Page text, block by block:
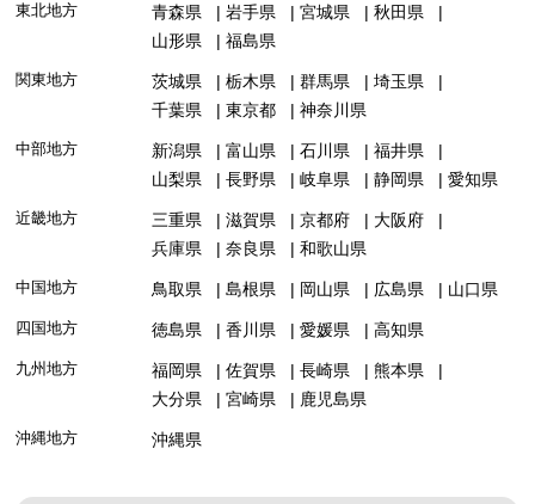
東北地方 青森県 岩手県 宮城県
秋田県
山形県
福島県
関東地方 茨城県 栃木県 群馬県
埼玉県
千葉県
東京都 神奈川県
中部地方 新潟県 富山県 石川県
福井県
山梨県
長野県 岐阜県 静岡県 愛知県
近畿地方 三重県 滋賀県 京都府
大阪府
兵庫県
奈良県 和歌山県
中国地方 鳥取県 島根県 岡山県 広島県 山口県
四国地方 徳島県 香川県 愛媛県 高知県
九州地方 福岡県 佐賀県 長崎県
熊本県
大分県
宮崎県 鹿児島県
沖縄地方 沖縄県